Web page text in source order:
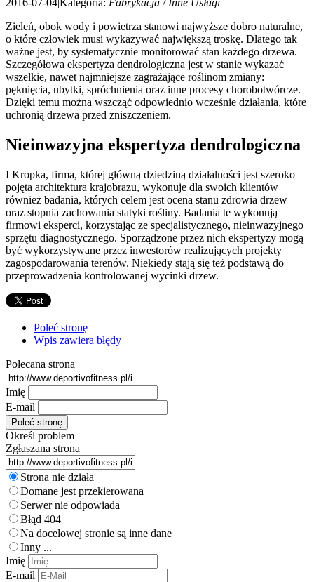
Zieleń, obok wody i powietrza stanowi najwyższe dobro naturalne,
o które człowiek musi wykazywać największą troskę. Dlatego tak
ważne jest, by systematycznie monitorować stan każdego drzewa.
Szczegółowa ekspertyza dendrologiczna jest w stanie wykazać
wszelkie, nawet najmniejsze zagrażające roślinom zmiany:
pęknięcia, ubytki, spróchnienia oraz inne procesy chorobotwórcze.
Dzięki temu można wszcząć odpowiednio wcześnie działania, które
uchronią drzewa przed zniszczeniem.
Nieinwazyjna ekspertyza dendrologiczna
I Kropka, firma, której główną dziedziną działalności jest szeroko
pojęta architektura krajobrazu, wykonuje dla swoich klientów
również badania, których celem jest ocena stanu zdrowia drzew
oraz stopnia zachowania statyki rośliny. Badania te wykonują
firmowi eksperci, korzystając ze specjalistycznego, nieinwazyjnego
sprzętu diagnostycznego. Sporządzone przez nich ekspertyzy mogą
być wykorzystywane przez inwestorów realizujących projekty
zagospodarowania terenów. Niekiedy stają się też podstawą do
przeprowadzenia kontrolowanej wycinki drzew.
Poleć stronę
Wpis zawiera błędy
Polecana strona
Imię
E-mail
Określ problem
Zgłaszana strona
Strona nie działa
Domane jest przekierowana
Serwer nie odpowiada
Błąd 404
Na docelowej stronie są inne dane
Inny ...
Imię
E-mail